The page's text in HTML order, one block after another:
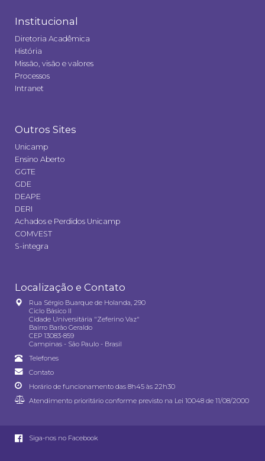
Institucional
Diretoria Acadêmica
História
Missão, visão e valores
Processos
Intranet
Outros Sites
Unicamp
Ensino Aberto
GGTE
GDE
DEAPE
DERI
Achados e Perdidos Unicamp
COMVEST
S-integra
Localização e Contato
Rua Sérgio Buarque de Holanda, 290
Ciclo Básico II
Cidade Universitária "Zeferino Vaz"
Bairro Barão Geraldo
CEP 13083-859
Campinas - São Paulo - Brasil
Telefones
Contato
Horário de funcionamento das 8h45 às 22h30
Atendimento prioritário conforme previsto na Lei 10048 de 11/08/2000
Siga-nos no Facebook